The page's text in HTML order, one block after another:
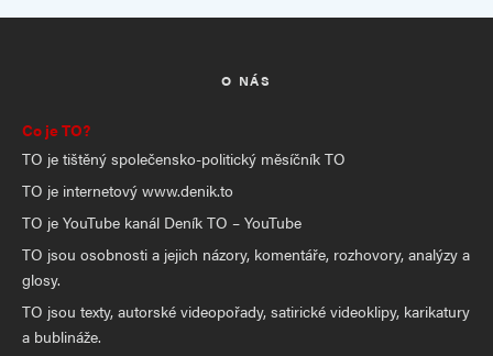
O NÁS
Co je TO?
TO je tištěný společensko-politický měsíčník TO
TO je internetový www.denik.to
TO je YouTube kanál Deník TO – YouTube
TO jsou osobnosti a jejich názory, komentáře, rozhovory, analýzy a
glosy.
TO jsou texty, autorské videopořady, satirické videoklipy, karikatury
a bublináže.